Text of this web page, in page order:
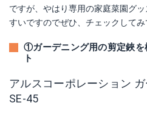
ですが、やはり専用の家庭菜園グ
すいですのでぜひ、チェックしてみ
①ガーデニング用の剪定鋏を
ト
アルスコーポレーション
SE-45